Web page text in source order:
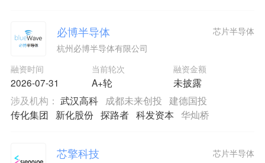
必博半导体
杭州必博半导体有限公司
融资时间
2026-07-31
当前轮次
A+轮
融资金额
未披露
芯片半导体
涉及机构： 武汉高科 成都未来创投
建德国投
传化集团
新化股份 探路者 科发资本 华灿桥
芯擎科技 芯片半导体